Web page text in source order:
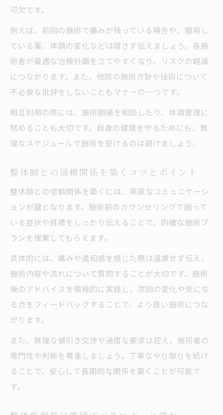
相互利用ならではのトラブル回避術を紹介
整体相互利用時に多いトラブル例と対策
整体利用時の誤解を防ぐためのポイント
整体施術中のトラブル回避の具体策
整体相互利用で重要なコミュニケーション
術
整体施術時に困ったときの相談先と対処法
可欠です。
例えば、前回の施術で痛みが残っている場合や、服用し
ている薬、体調の変化などは隠さず伝えましょう。各施
術者が最適な治療計画を立てやすくなり、リスクの軽減
につながります。また、他院の施術方針や技術について
不必要な批評をしないこともマナーの一つです。
相互利用の際には、施術間隔を相談したり、体調管理に
努めることも大切です。自身の健康を守るためにも、無
理なスケジュールで施術を受けるのは避けましょう。
整体師との信頼関係を築くコツとポイント
整体師との信頼関係を築くには、率直なコミュニケーシ
ョンが鍵となります。施術前のカウンセリングで困って
いる症状や目標をしっかり伝えることで、的確な施術プ
ランを提案してもらえます。
具体的には、痛みや違和感を感じた際は遠慮せず伝え、
施術内容や流れについて質問することが大切です。施術
後のアドバイスを積極的に実践し、次回の変化や気にな
る点をフィードバックすることで、より良い施術につな
がります。
また、無理な値引き交渉や過度な要求は控え、施術者の
専門性や判断を尊重しましょう。丁寧なやり取りを続け
ることで、安心して長期的な関係を築くことが可能で
す。